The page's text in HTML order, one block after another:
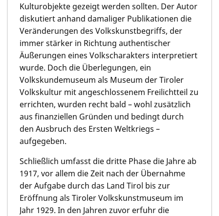
Kulturobjekte gezeigt werden sollten. Der Autor
diskutiert anhand damaliger Publikationen die
Veränderungen des Volkskunstbegriffs, der
immer stärker in Richtung authentischer
Äußerungen eines Volkscharakters interpretiert
wurde. Doch die Überlegungen, ein
Volkskundemuseum als Museum der Tiroler
Volkskultur mit angeschlossenem Freilichtteil zu
errichten, wurden recht bald – wohl zusätzlich
aus finanziellen Gründen und bedingt durch
den Ausbruch des Ersten Weltkriegs –
aufgegeben.
Schließlich umfasst die dritte Phase die Jahre ab
1917, vor allem die Zeit nach der Übernahme
der Aufgabe durch das Land Tirol bis zur
Eröffnung als Tiroler Volkskunstmuseum im
Jahr 1929. In den Jahren zuvor erfuhr die